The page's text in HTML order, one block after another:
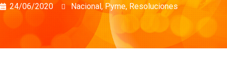
24/06/2020 Nacional,Pyme, Resoluciones